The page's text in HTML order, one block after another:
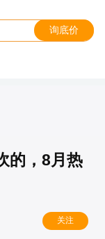
询底价
的，8月热
关注